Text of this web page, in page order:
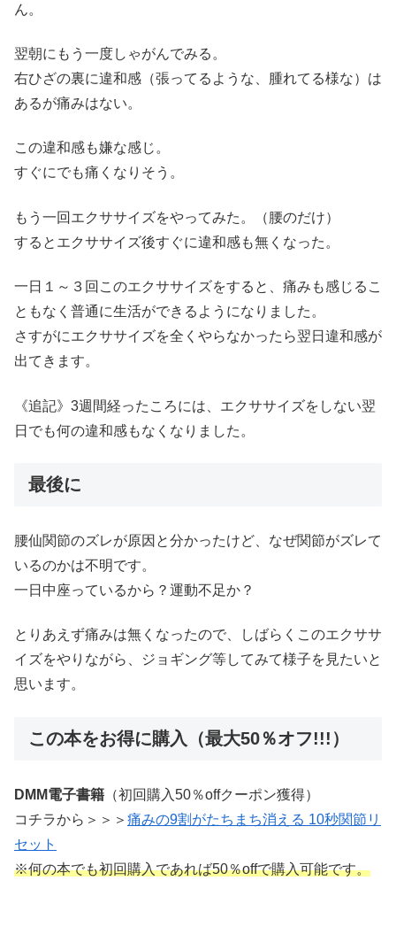
ん。
翌朝にもう一度しゃがんでみる。
右ひざの裏に違和感（張ってるような、腫れてる様な）は
あるが痛みはない。
この違和感も嫌な感じ。
すぐにでも痛くなりそう。
もう一回エクササイズをやってみた。（腰のだけ）
するとエクササイズ後すぐに違和感も無くなった。
一日１～３回このエクササイズをすると、痛みも感じるこ
ともなく普通に生活ができるようになりました。
さすがにエクササイズを全くやらなかったら翌日違和感が
出てきます。
《追記》3週間経ったころには、エクササイズをしない翌
日でも何の違和感もなくなりました。
最後に
腰仙関節のズレが原因と分かったけど、なぜ関節がズレて
いるのかは不明です。
一日中座っているから？運動不足か？
とりあえず痛みは無くなったので、しばらくこのエクササ
イズをやりながら、ジョギング等してみて様子を見たいと
思います。
この本をお得に購入（最大50％オフ!!!）
DMM電子書籍 （初回購入50％offクーポン獲得）
コチラから＞＞＞ 痛みの9割がたちまち消える 10秒関節リ
セット
※何の本でも初回購入であれば50％offで購入可能です。